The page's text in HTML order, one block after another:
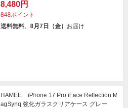
8,480円
848ポイント
送料無料、8月7日（金） お届け
HAMEE iPhone 17 Pro iFace Reflection M
agSynq 強化ガラスクリアケース グレー